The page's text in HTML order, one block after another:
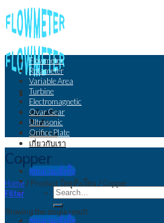
to
content
หน้าหลัก
สินค้า
บทความ
เกี่ยวกับเรา
สอบถาม/สั่งซื้อ
Search
for:
สอบถาม/สั่งซื้อ
Flowmeter
Rotameter
Variable Area
Turbine
Electromagnetic
Ovar Gear
Ultrasonic
Orifice Plate
Copper
Home/Product วัสดุตัวเรือน /Copper
Filter
Showing the single result